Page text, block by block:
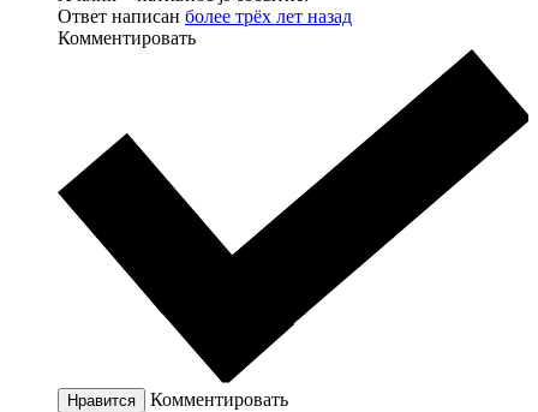
Ответ написан более трёх лет назад
Комментировать
Нравится Комментировать